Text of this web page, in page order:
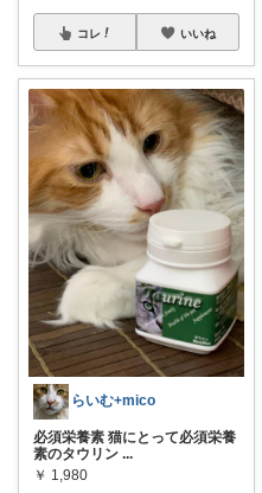
コレ いいね
らいむ+mico
必須栄養素 猫にとって必須栄養
素のタウリン ...
￥ 1,980